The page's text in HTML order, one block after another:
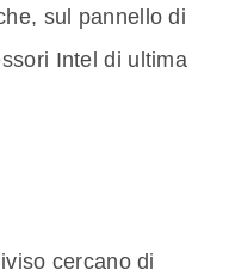
sul pannello di
Intel di ultima
cercano di